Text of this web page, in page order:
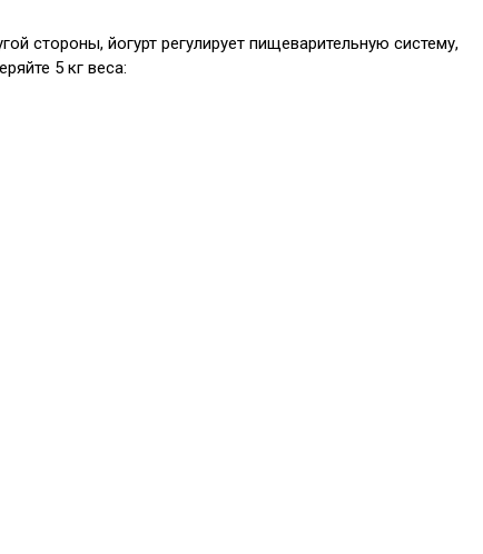
стороны, йогурт регулирует пищеварительную систему,
5 кг веса: